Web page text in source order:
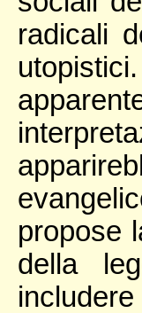
radicali
propose
della